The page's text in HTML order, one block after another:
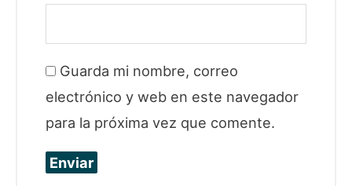
Guarda mi nombre, correo
electrónico y web en este navegador
para la próxima vez que comente.